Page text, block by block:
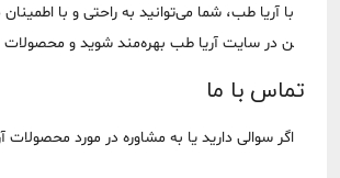
با آریا طب، شما می‌توانید به راحتی و با
ن در سایت آریا طب بهره‌مند شوید و محصولات
تماس با ما
اگر سوالی دارید یا به مشاوره در مورد